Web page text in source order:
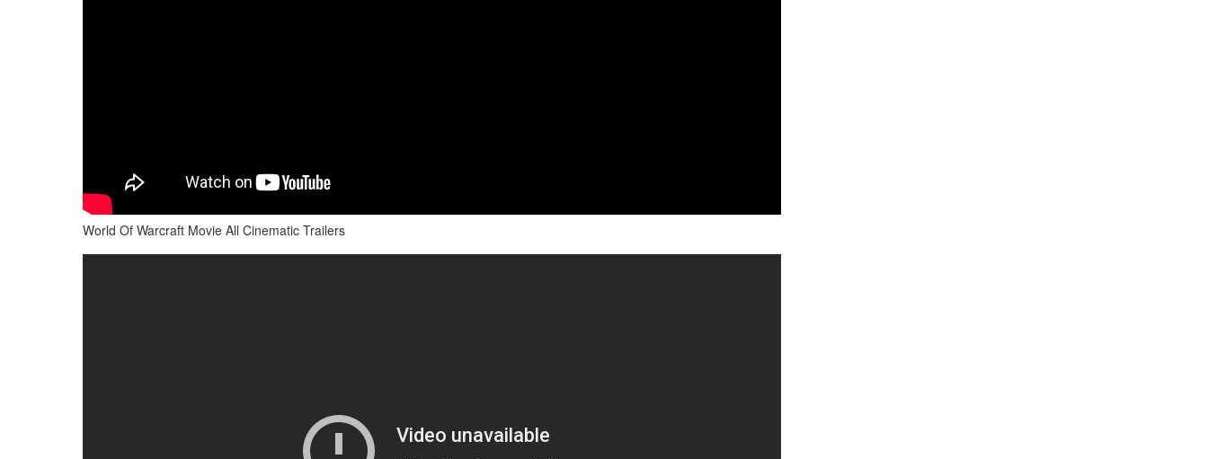
World Of Warcraft Movie All Cinematic Trailers